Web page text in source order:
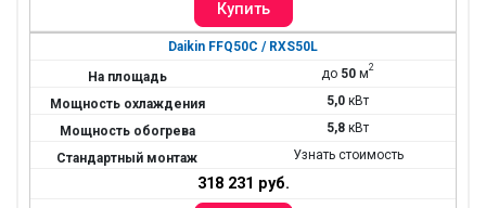
Daikin FFQ50C / RXS50L
до 50 м2
5,0 кВт
5,8 кВт
Узнать стоимость
318 231 руб.